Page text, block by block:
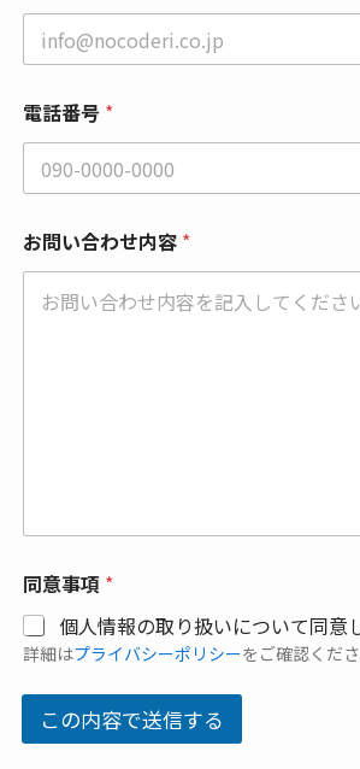
電話番号 *
お問い合わせ内容 *
同意事項 *
個人情報の取り扱いについて同意
詳細はプライバシーポリシーをご確認くださ
この内容で送信する